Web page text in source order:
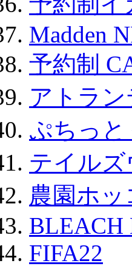
Madden
予約制
アトラ
ぷちっ
テイル
農園ホッ
BLEACH
FIFA22